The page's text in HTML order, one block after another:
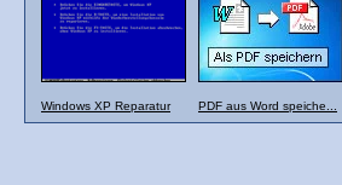
Windows XP Reparatur PDF aus Word speiche...